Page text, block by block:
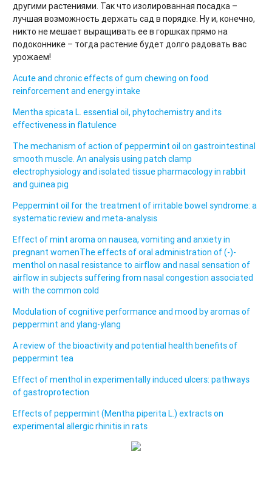
другими растениями. Так что изолированная посадка –
лучшая возможность держать сад в порядке. Ну и, конечно,
никто не мешает выращивать ее в горшках прямо на
подоконнике – тогда растение будет долго радовать вас
урожаем!
Acute and chronic effects of gum chewing on food
reinforcement and energy intake
Mentha spicata L. essential oil, phytochemistry and its
effectiveness in flatulence
The mechanism of action of peppermint oil on gastrointestinal
smooth muscle. An analysis using patch clamp
electrophysiology and isolated tissue pharmacology in rabbit
and guinea pig
Peppermint oil for the treatment of irritable bowel syndrome: a
systematic review and meta-analysis
Effect of mint aroma on nausea, vomiting and anxiety in
pregnant womenThe effects of oral administration of (-)-
menthol on nasal resistance to airflow and nasal sensation of
airflow in subjects suffering from nasal congestion associated
with the common cold
Modulation of cognitive performance and mood by aromas of
peppermint and ylang-ylang
A review of the bioactivity and potential health benefits of
peppermint tea
Effect of menthol in experimentally induced ulcers: pathways
of gastroprotection
Effects of peppermint (Mentha piperita L.) extracts on
experimental allergic rhinitis in rats